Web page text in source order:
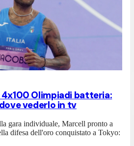
Olimpiadi batteria:
vederlo in tv
gara individuale, Marcell pronto a
difesa dell'oro conquistato a Tokyo: